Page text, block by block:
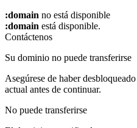
:domain no está disponible
:domain está disponible.
Contáctenos
Su dominio no puede transferirse
Asegúrese de haber
actual antes de continuar.
No puede transferirse